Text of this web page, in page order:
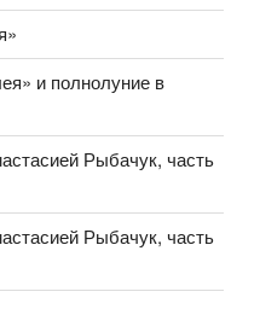
и полнолуние в
Рыбачук, часть
Рыбачук, часть